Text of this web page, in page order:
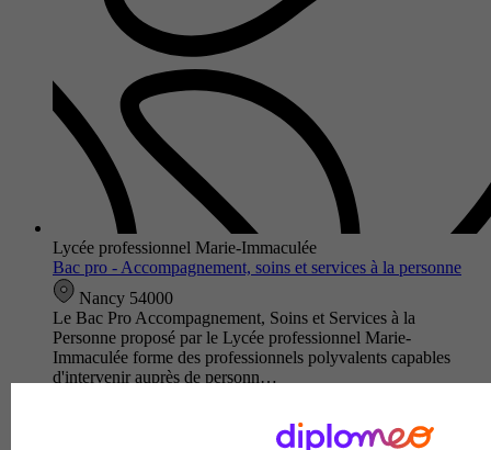
Lycée professionnel Marie-Immaculée
Bac pro - Accompagnement, soins et services à la personne
Nancy 54000
Le Bac Pro Accompagnement, Soins et Services à la
Personne proposé par le Lycée professionnel Marie-
Immaculée forme des professionnels polyvalents capables
d'intervenir auprès de personn…